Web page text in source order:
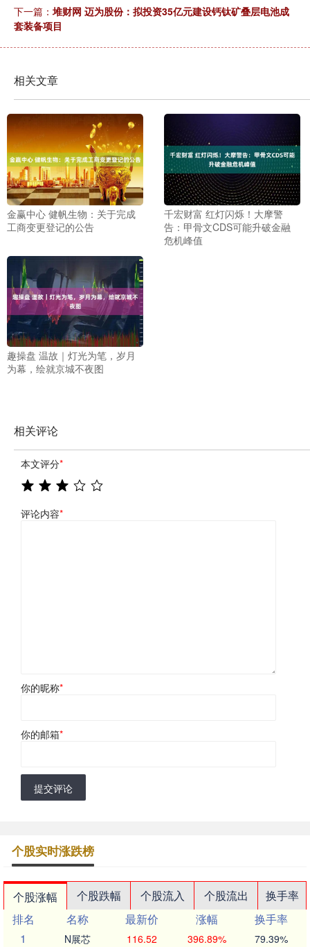
下一篇：堆财网 迈为股份：拟投资35亿元建设钙钛矿叠层电池成
套装备项目
相关文章
金赢中心 健帆生物：关于完成
工商变更登记的公告
千宏财富 红灯闪烁！大摩警
告：甲骨文CDS可能升破金融
危机峰值
趣操盘 温故｜灯光为笔，岁月
为幕，绘就京城不夜图
相关评论
本文评分*
评论内容*
你的昵称*
你的邮箱*
提交评论
个股实时涨跌榜
个股涨幅 个股跌幅 个股流入 个股流出
换手率
排名
名称 最新价 涨幅
换手率
1
N展芯 116.52 396.89% 79.39%